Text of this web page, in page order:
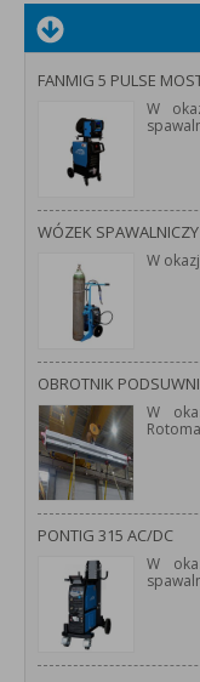
FANMIG 5 PULSE
W
WÓZEK
W
OBROTNIK
W
PONTIG 315 AC/DC
W